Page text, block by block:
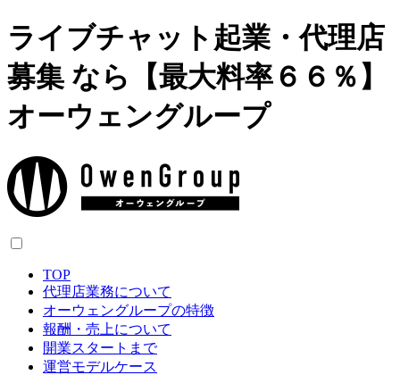
ライブチャット起業・代理店
募集 なら【最大料率６６％】
オーウェングループ
TOP
代理店業務について
オーウェングループの特徴
報酬・売上について
開業スタートまで
運営モデルケース